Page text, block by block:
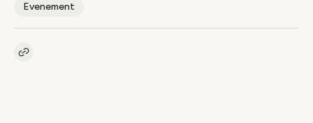
Evenement
Kopieer link naar artikel